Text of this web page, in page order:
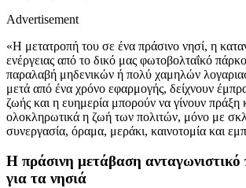
Advertisement
«Η μετατροπή του σε ένα πράσινο νησί, η
ενέργειας από το δικό μας φωτοβολταΐκό
παραλαβή μηδενικών ή πολύ χαμηλών
μετά από ένα χρόνο εφαρμογής, δείχνουν
ζωής και η ευημερία μπορούν να γίνουν πράξη
ολοκληρωτικά η ζωή των πολιτών, μόνο με
συνεργασία, όραμα, μεράκι, καινοτομία και
Η πράσινη μετάβαση ανταγωνιστικό
για τα νησιά